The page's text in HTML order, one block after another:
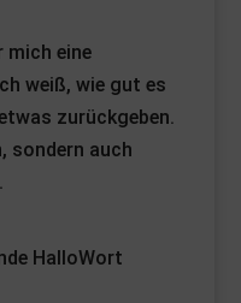
mich eine
weiß, wie gut es
zurückgeben.
sondern auch